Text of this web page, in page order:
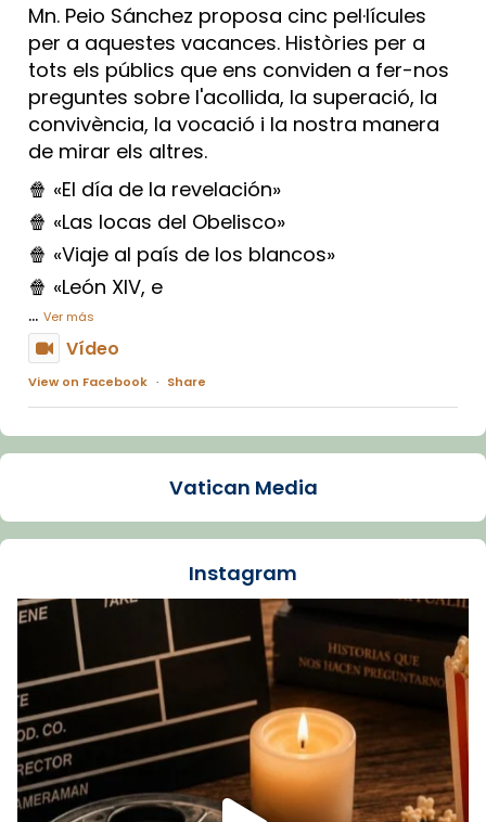
Mn. Peio Sánchez proposa cinc pel·lícules
per a aquestes vacances. Històries per a
tots els públics que ens conviden a fer-nos
preguntes sobre l'acollida, la superació, la
convivència, la vocació i la nostra manera
de mirar els altres.
🍿 «El día de la revelación»
🍿 «Las locas del Obelisco»
🍿 «Viaje al país de los blancos»
🍿 «León XIV, e
... Ver más
Vídeo
View on Facebook · Share
Arquebisbat de Barcelona
La Carmina va patir depressió. Fa gairebé
dos mesos, a l'Estadi Lluís Companys, la
Recupera l'entrevista comp
Vatican
tican News 👇
www.vaticannews.va/es/iglesia/news/2026-
07/carmina-historia-depresion-papa-viaje-
espana-testimoni...
Foto
View on Facebook · Share
Vatican Media
Instagram